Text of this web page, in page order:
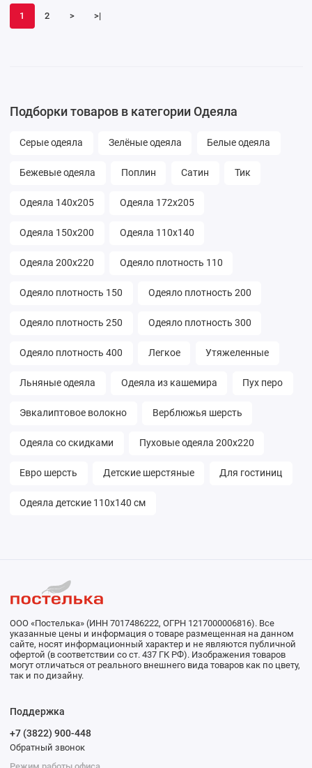
1 2 > >|
Подборки товаров в категории Одеяла
Серые одеяла Зелёные одеяла Белые одеяла
Бежевые одеяла Поплин Сатин Тик
Одеяла 140х205 Одеяла 172х205
Одеяла 150х200 Одеяла 110х140
Одеяла 200х220 Одеяло плотность 110
Одеяло плотность 150 Одеяло плотность 200
Одеяло плотность 250 Одеяло плотность 300
Одеяло плотность 400 Легкое Утяжеленные
Льняные одеяла Одеяла из кашемира Пух перо
Эвкалиптовое волокно Верблюжья шерсть
Одеяла со скидками Пуховые одеяла 200х220
Евро шерсть Детские шерстяные Для гостиниц
Одеяла детские 110х140 см
ООО «Постелька» (ИНН 7017486222, ОГРН 1217000006816). Все
указанные цены и информация о товаре размещенная на данном
сайте, носят информационный характер и не являются публичной
офертой (в соответствии со ст. 437 ГК РФ). Изображения товаров
могут отличаться от реального внешнего вида товаров как по цвету,
так и по дизайну.
Поддержка
+7 (3822) 900-448
Обратный звонок